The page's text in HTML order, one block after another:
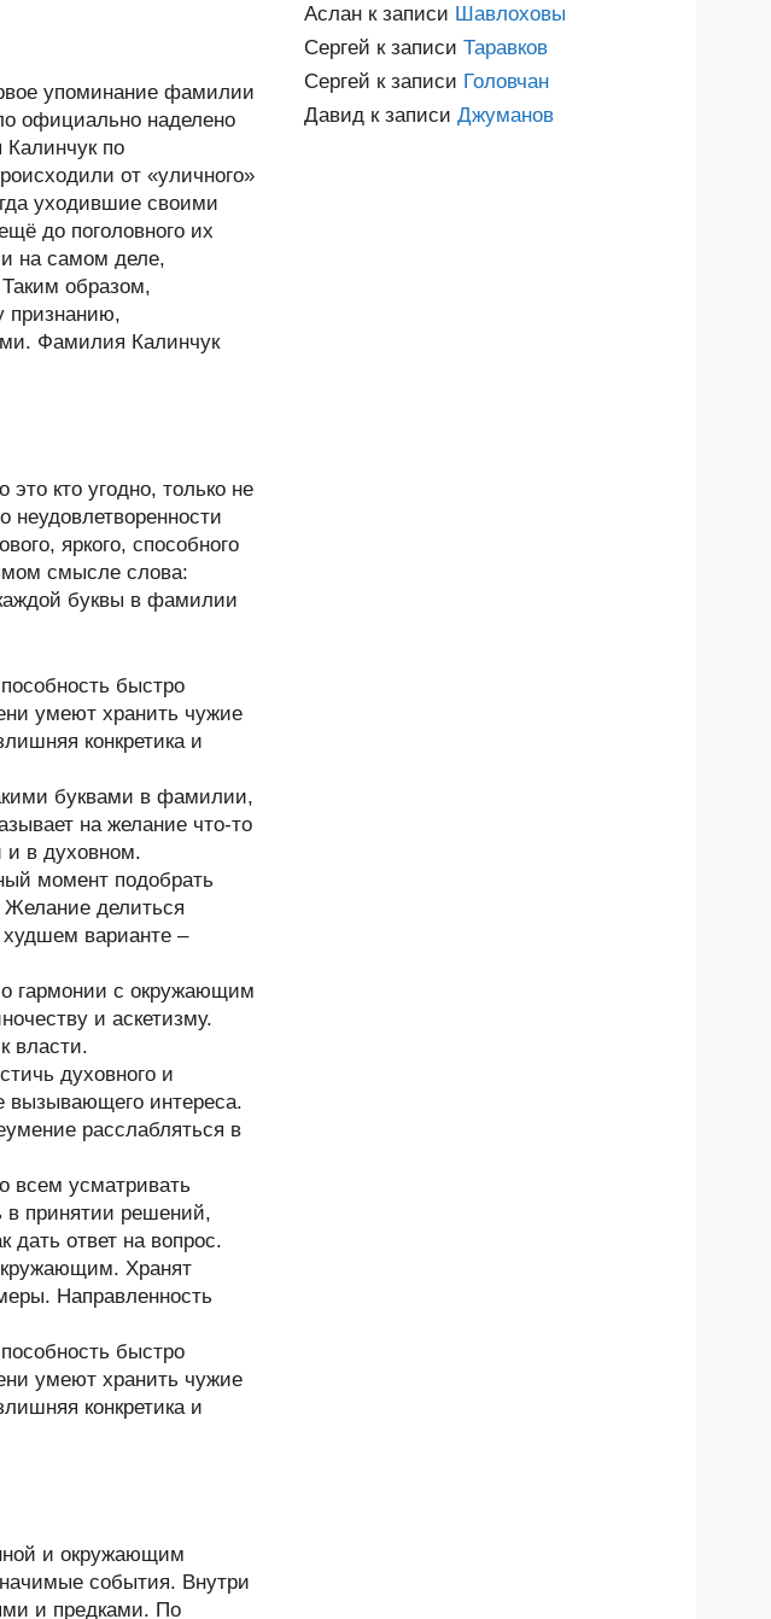
упоминание фамилии
официально наделено
по
от «уличного»
уходившие своими
до поголовного их
на самом деле,
образом,
признанию,
Фамилия Калинчук
кто угодно, только не
яркого, способного
смысле слова:
буквы в фамилии
быстро
умеют хранить чужие
конкретика и
буквами в фамилии,
на желание что-то
и в духовном.
момент подобрать
делиться
варианте –
гармонии с окружающим
и аскетизму.
власти.
духовного и
вызывающего интереса.
расслабляться в
всем усматривать
в принятии решений,
дать ответ на вопрос.
Хранят
Направленность
быстро
умеют хранить чужие
конкретика и
и окружающим
события. Внутри
и предками. По
Аслан к записи Шавлоховы
Сергей к записи Таравков
Сергей к записи Головчан
Давид к записи Джуманов